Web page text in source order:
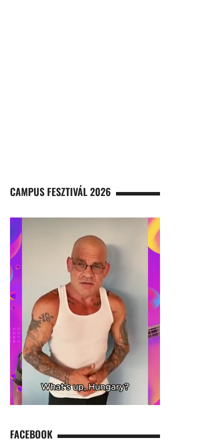
CAMPUS FESZTIVÁL 2026
FACEBOOK